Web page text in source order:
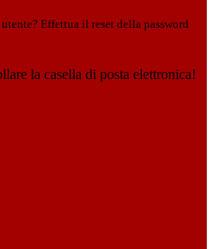
Effettua il reset della password
la casella di posta elettronica!